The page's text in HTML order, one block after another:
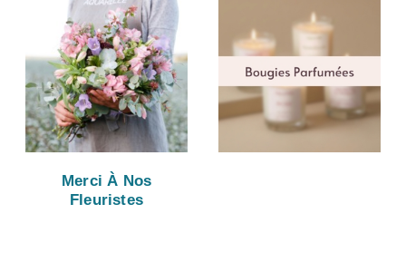
Merci À Nos
Fleuristes